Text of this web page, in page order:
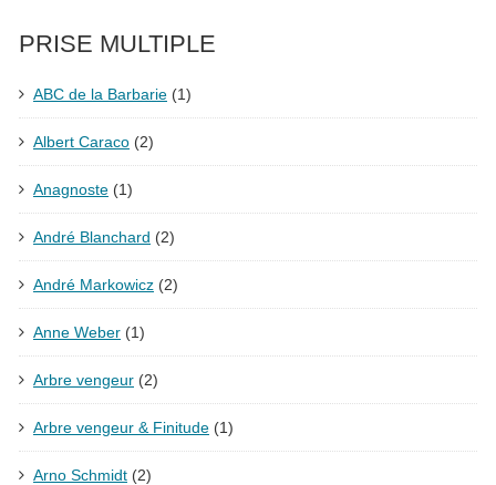
PRISE MULTIPLE
ABC de la Barbarie (1)
Albert Caraco (2)
Anagnoste (1)
André Blanchard (2)
André Markowicz (2)
Anne Weber (1)
Arbre vengeur (2)
Arbre vengeur & Finitude (1)
Arno Schmidt (2)